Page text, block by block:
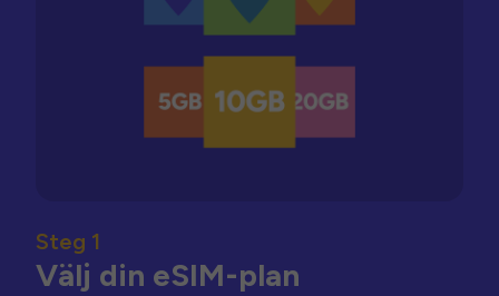
Steg 1
Välj din eSIM-plan